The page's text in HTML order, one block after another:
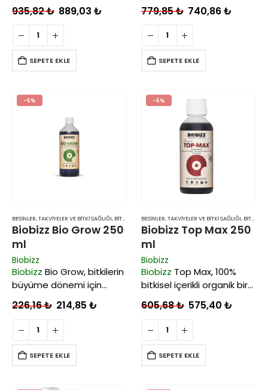
başlayacağınıza emin
değilseniz,
Try Pack tam Sizin için
hazırlanmış bir besin
setidir.
935,82₺ 889,03 ₺
SEPETE EKLE
daha büyük, daha ağır ve
daha yoğun hale gelerek
en yüksek
potansiyellerine
ulaşırlar. Formülündeki
amino asitler sayesinde
çok ideal…
779,85₺ 740,86₺
SEPETE EKLE
-5%
BESINLER, TAKVIYELER VE BITKI SAĞLIĞI, BITKI BESINLERI VE TAKVIYELERI
Biobizz Bio Grow 250
ml
Biobizz
Biobizz Bio Grow, bitkilerin
büyüme dönemi için
tasarlanmış %100 doğal
bir bitki besinidir ve her tür
toprak tipine uygundur. Bir
tür Hollanda şeker
pancarı türü olan
Vinasse’den üretilir.
226,16₺ 214,85 ₺
SEPETE EKLE
-5%
BESINLER, TAKVIYELER VE BITKI SAĞLIĞI, BITKI BESINLERI VE TAKVIYELERI
Biobizz Top Max 250
ml
Biobizz
Biobizz Top Max, 100%
bitkisel içerikli organik bir
çiçeklenme dönemi
stimülatörüdür.
Çiçeklenme döneminde
hücre oluşumunu
hızlandırarak faydalı
şekerlerin çiçek ve
605,68₺ 575,40 ₺
SEPETE EKLE